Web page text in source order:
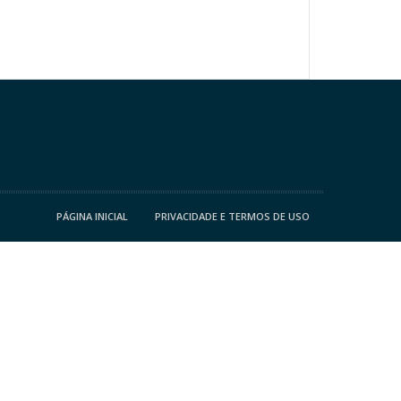
PÁGINA INICIAL PRIVACIDADE E TERMOS DE USO